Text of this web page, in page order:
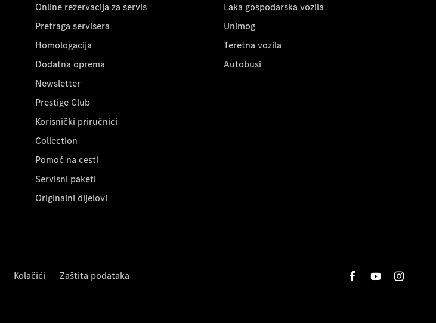
Online rezervacija za servis
Pretraga servisera
Homologacija
Dodatna oprema
Newsletter
Prestige Club
Korisnički priručnici
Collection
Pomoć na cesti
Servisni paketi
Originalni dijelovi
Laka gospodarska vozila
Unimog
Teretna vozila
Autobusi
Kolačići Zaštita podataka